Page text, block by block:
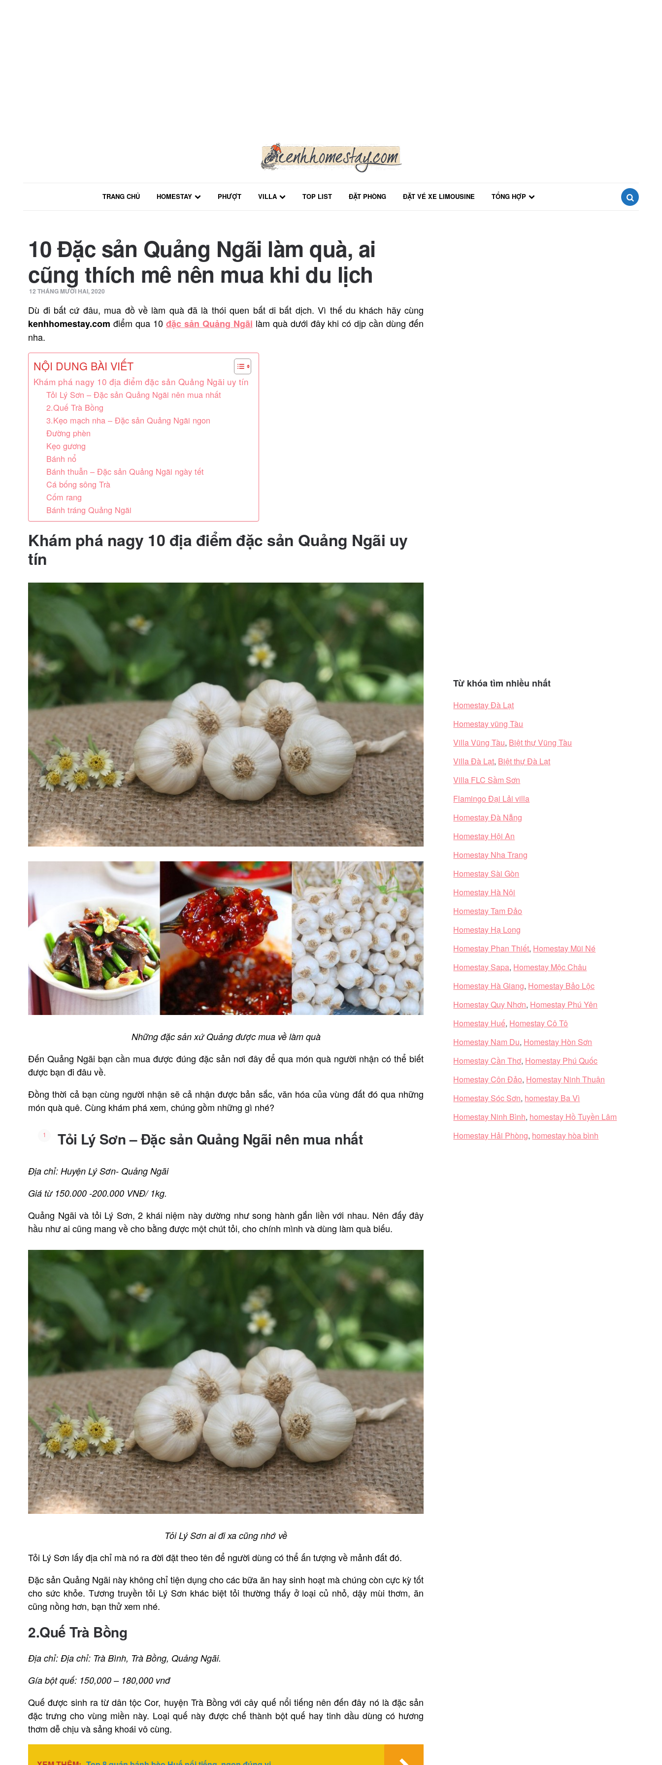
TRANG CHỦ HOMESTAY PHƯỢT VILLA TOP LIST ĐẶT PHÒNG ĐẶT VÉ XE LIMOUSINE
TỔNG HỢP
10 Đặc sản Quảng Ngãi làm quà, ai
cũng thích mê nên mua khi du lịch
12 THÁNG MƯỜI HAI, 2020
Dù đi bất cứ đâu, mua đồ về làm quà đã là thói quen bất di bất dịch. Vì thế du khách hãy cùng
kenhhomestay.com điểm qua 10 đặc sản Quảng Ngãi làm quà dưới đây khi có dịp cần dùng đến
nha.
NỘI DUNG BÀI VIẾT
Khám phá nagy 10 địa điểm đặc sản Quảng Ngãi uy tín
Tỏi Lý Sơn – Đặc sản Quảng Ngãi nên mua nhất
2.Quế Trà Bồng
3.Kẹo mạch nha – Đặc sản Quảng Ngãi ngon
Đường phèn
Kẹo gương
Bánh nổ
Bánh thuẫn – Đặc sản Quảng Ngãi ngày tết
Cá bống sông Trà
Cốm rang
Bánh tráng Quảng Ngãi
Khám phá nagy 10 địa điểm đặc sản Quảng Ngãi uy
tín
Những đặc sản xứ Quảng được mua về làm quà
Đến Quảng Ngãi bạn cần mua được đúng đặc sản nơi đây để qua món quà người nhận có thể biết
được bạn đi đâu về.
Đồng thời cả bạn cùng người nhận sẽ cả nhận được bản sắc, văn hóa của vùng đất đó qua những
món quà quê. Cùng khám phá xem, chúng gồm những gì nhé?
Tỏi Lý Sơn – Đặc sản Quảng Ngãi nên mua nhất
Địa chỉ: Huyện Lý Sơn- Quảng Ngãi
Giá từ 150.000 -200.000 VNĐ/ 1kg.
Quảng Ngãi và tỏi Lý Sơn, 2 khái niệm này dường như song hành gắn liền với nhau. Nên đấy đây
hầu như ai cũng mang về cho bằng được một chút tỏi, cho chính mình và dùng làm quà biếu.
Tỏi Lý Sơn ai đi xa cũng nhớ về
Tỏi Lý Sơn lấy địa chỉ mà nó ra đời đặt theo tên để người dùng có thể ấn tượng về mảnh đất đó.
Đặc sản Quảng Ngãi này không chỉ tiện dụng cho các bữa ăn hay sinh hoạt mà chúng còn cực kỳ tốt
cho sức khỏe. Tương truyền tỏi Lý Sơn khác biệt tỏi thường thấy ở loại củ nhỏ, dậy mùi thơm, ăn
cũng nồng hơn, bạn thử xem nhé.
2.Quế Trà Bồng
Địa chỉ: Địa chỉ: Trà Bình, Trà Bồng, Quảng Ngãi.
Gía bột quế: 150,000 – 180,000 vnđ
Quế được sinh ra từ dân tộc Cor, huyện Trà Bồng với cây quế nổi tiếng nên đến đây nó là đặc sản
đặc trưng cho vùng miền này. Loại quế này được chế thành bột quế hay tinh dầu dùng có hương
thơm dễ chịu và sảng khoái vô cùng.
Từ khóa tìm nhiều nhất
Homestay Đà Lạt
Homestay vũng Tàu
Villa Vũng Tàu, Biệt thự Vũng Tàu
Villa Đà Lạt, Biệt thự Đà Lạt
Villa FLC Sầm Sơn
Flamingo Đại Lải villa
Homestay Đà Nẵng
Homestay Hội An
Homestay Nha Trang
Homestay Sài Gòn
Homestay Hà Nội
Homestay Tam Đảo
Homestay Hạ Long
Homestay Phan Thiết, Homestay Mũi Né
Homestay Sapa, Homestay Mộc Châu
Homestay Hà Giang, Homestay Bảo Lộc
Homestay Quy Nhơn, Homestay Phú Yên
Homestay Huế, Homestay Cô Tô
Homestay Nam Du, Homestay Hòn Sơn
Homestay Cần Thơ, Homestay Phú Quốc
Homestay Côn Đảo, Homestay Ninh Thuận
Homestay Sóc Sơn, homestay Ba Vì
Homestay Ninh Bình, homestay Hồ Tuyền Lâm
Homestay Hải Phòng, homestay hòa bình